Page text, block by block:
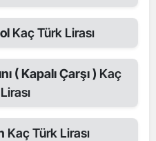
Kaç Türk Lirası
( Kapalı Çarşı ) Kaç
Kaç Türk Lirası